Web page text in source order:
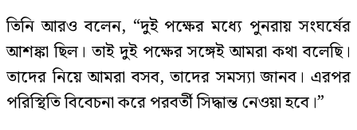
তিনি আরও বলেন, “দুই পক্ষের মধ্যে পুনরায় সংঘর্ষের
আশঙ্কা ছিল। তাই দুই পক্ষের সঙ্গেই আমরা কথা বলেছি।
তাদের নিয়ে আমরা বসব, তাদের সমস্যা জানব। এরপর
পরিস্থিতি বিবেচনা করে পরবর্তী সিদ্ধান্ত নেওয়া হবে।”